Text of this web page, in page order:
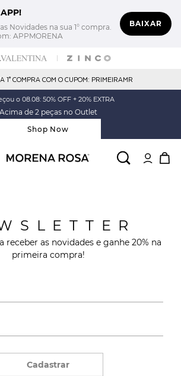
Novidades na sua 1° compra.
APPMORENA
BAIXAR
1° COMPRA COM O CUPOM: PRIMEIRAMR
o 08.08: 50% OFF + 20% EXTRA
Acima de 2 peças no Outlet
Shop Now
receber as novidades e ganhe 20% na
primeira compra!
Cadastrar